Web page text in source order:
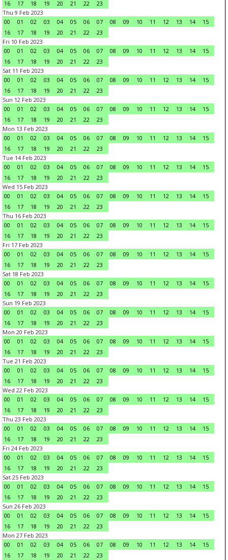
16
17 18 19 20 21 22
23
Thu 9 Feb 2023
00
01 02 03 04 05 06 07 08 09 10 11 12 13 14
15
16
17 18 19 20 21 22
23
Fri 10 Feb 2023
00
01 02 03 04 05 06 07 08 09 10 11 12 13 14
15
16
17 18 19 20 21 22
23
Sat 11 Feb 2023
00
01 02 03 04 05 06 07 08 09 10 11 12 13 14
15
16
17 18 19 20 21 22
23
Sun 12 Feb 2023
00
01 02 03 04 05 06 07 08 09 10 11 12 13 14
15
16
17 18 19 20 21 22
23
Mon 13 Feb 2023
00
01 02 03 04 05 06 07 08 09 10 11 12 13 14
15
16
17 18 19 20 21 22
23
Tue 14 Feb 2023
00
01 02 03 04 05 06 07 08 09 10 11 12 13 14
15
16
17 18 19 20 21 22
23
Wed 15 Feb 2023
00
01 02 03 04 05 06 07 08 09 10 11 12 13 14
15
16
17 18 19 20 21 22
23
Thu 16 Feb 2023
00
01 02 03 04 05 06 07 08 09 10 11 12 13 14
15
16
17 18 19 20 21 22
23
Fri 17 Feb 2023
00
01 02 03 04 05 06 07 08 09 10 11 12 13 14
15
16
17 18 19 20 21 22
23
Sat 18 Feb 2023
00
01 02 03 04 05 06 07 08 09 10 11 12 13 14
15
16
17 18 19 20 21 22
23
Sun 19 Feb 2023
00
01 02 03 04 05 06 07 08 09 10 11 12 13 14
15
16
17 18 19 20 21 22
23
Mon 20 Feb 2023
00
01 02 03 04 05 06 07 08 09 10 11 12 13 14
15
16
17 18 19 20 21 22
23
Tue 21 Feb 2023
00
01 02 03 04 05 06 07 08 09 10 11 12 13 14
15
16
17 18 19 20 21 22
23
Wed 22 Feb 2023
00
01 02 03 04 05 06 07 08 09 10 11 12 13 14
15
16
17 18 19 20 21 22
23
Thu 23 Feb 2023
00
01 02 03 04 05 06 07 08 09 10 11 12 13 14
15
16
17 18 19 20 21 22
23
Fri 24 Feb 2023
00
01 02 03 04 05 06 07 08 09 10 11 12 13 14
15
16
17 18 19 20 21 22
23
Sat 25 Feb 2023
00
01 02 03 04 05 06 07 08 09 10 11 12 13 14
15
16
17 18 19 20 21 22
23
Sun 26 Feb 2023
00
01 02 03 04 05 06 07 08 09 10 11 12 13 14
15
16
17 18 19 20 21 22
23
Mon 27 Feb 2023
00
01 02 03 04 05 06 07 08 09 10 11 12 13 14
15
16
17 18 19 20 21 22
23